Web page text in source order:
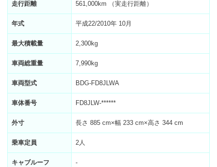
走行距離 561,000km （実走行距離）
年式 平成22/2010年 10月
最大積載量 2,300kg
車両総重量 7,990kg
車両型式 BDG-FD8JLWA
車体番号 FD8JLW-******
外寸 長さ 885 cm×幅 233 cm×高さ 344 cm
乗車定員 2人
キャブルーフ -